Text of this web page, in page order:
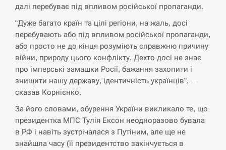
14:40
У Росії розгортається ракетний підрозділ
КНДР – Reuters
СЕРПЕНЬ
Поставки ракет для ПВО сократились
втрое, хотя у партнеров они…
СЕРПЕНЬ
14:10
У Румунії затоплять чотири баржі для
збільшення потоку води до…
далі перебуває під впливом російської пропаганди.
“Дуже багато країн та цілі регіони, на жаль, досі
перебувають або під впливом російської пропаганди,
або просто не до кінця розуміють справжню причину
війни, природу цього конфлікту. Дехто досі не знає
про імперські замашки Росії, бажання захопити і
знищити нашу державу, ідентичність українців”, –
сказав Корнієнко.
За його словами, обурення України викликало те, що
президентка МПС Тулія Ексон неодноразово бувала
в РФ і навіть зустрічалася з Путіним, але ще не
знайшла часу (її президентство закінчується в